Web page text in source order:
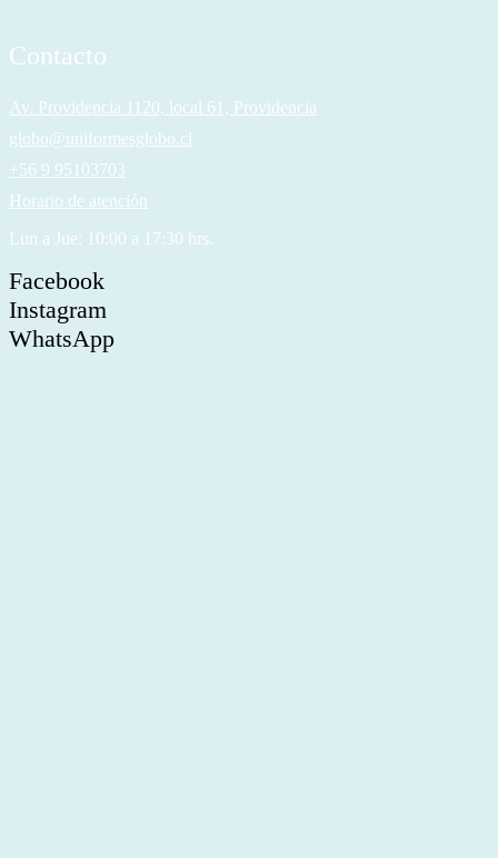
Contacto
Av. Providencia 1120, local 61, Providencia
globo@uniformesglobo.cl
+56 9 95103703
Horario de atención
Lun a Jue: 10:00 a 17:30 hrs.
Facebook
Instagram
WhatsApp